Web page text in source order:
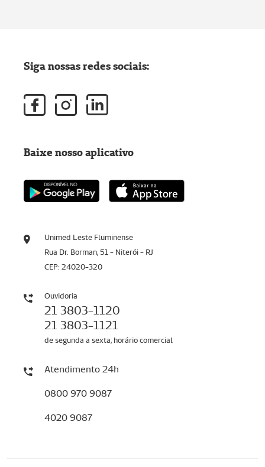
Unimed Leste Fluminense
Rua Dr. Borman, 51 - Niterói - RJ
CEP: 24020-320
Ouvidoria
21 3803-1120
21 3803-1121
de segunda a sexta, horário comercial
Atendimento 24h
0800 970 9087
4020 9087
Siga nossas redes sociais:
Baixe nosso aplicativo